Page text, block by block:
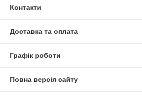
Контакти
Доставка та оплата
Графік роботи
Повна версія сайту